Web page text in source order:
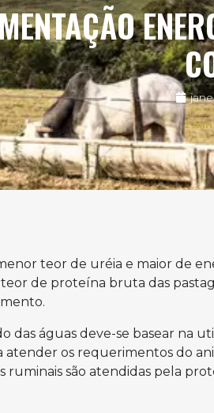
2
teor de uréia e maior de
de proteína bruta das
das águas deve-se basear na
os requerimentos do
ruminais são atendidas pela